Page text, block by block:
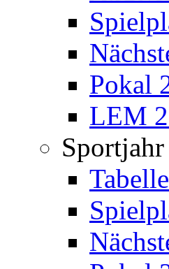
Pokal
LEM